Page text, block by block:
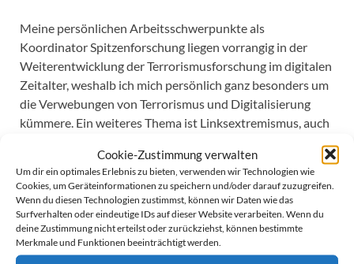
Cookie-Zustimmung verwalten
Um dir ein optimales Erlebnis zu bieten, verwenden wir Technologien wie
Cookies, um Geräteinformationen zu speichern und/oder darauf zuzugreifen.
Wenn du diesen Technologien zustimmst, können wir Daten wie das
Surfverhalten oder eindeutige IDs auf dieser Website verarbeiten. Wenn du
deine Zustimmung nicht erteilst oder zurückziehst, können bestimmte
Merkmale und Funktionen beeinträchtigt werden.
Meine persönlichen Arbeitsschwerpunkte als
Koordinator Spitzenforschung liegen vorrangig in der
Weiterentwicklung der Terrorismusforschung im digitalen
Zeitalter, weshalb ich mich persönlich ganz besonders um
die Verwebungen von Terrorismus und Digitalisierung
kümmere. Ein weiteres Thema ist Linksextremismus, auch
unsere assoziierte Mitgliedschaft im
Spitzenforschungscluster Islamistischer Extremismus –
Verbundprojekt MOTRA.
Von 2013 bis 2021 agierte ich zudem als
Gründungsvorsitzender des NTF.